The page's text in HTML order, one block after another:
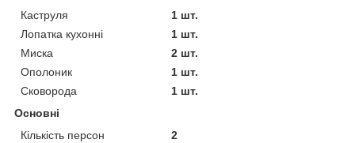
Каструля
1 шт.
Лопатка кухонні
1 шт.
Миска
2 шт.
Ополоник
1 шт.
Сковорода
1 шт.
Основні
Кількість персон
2